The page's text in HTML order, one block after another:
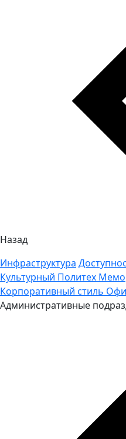
Назад
Инфраструктура
Культурный Политех
Корпоративный стиль
Административные